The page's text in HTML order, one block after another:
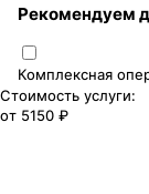
Рекомендуем
Комплексная
Стоимость услуги:
от 5150 ₽